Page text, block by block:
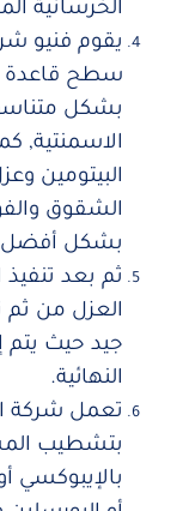
الخرسانية
يقوم فنيو
سطح قاعدة
بشكل
الاسمنتية,
البيتومين
الشقوق
بشكل
ثم بعد
العزل من
جيد حيث يتم
النهائية.
تعمل شركة
بتشطيب
بالإيبوكسي